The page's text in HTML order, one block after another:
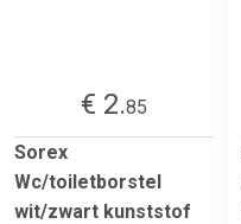
€ 2.85
Sorex
Wc/toiletborstel
wit/zwart kunststof